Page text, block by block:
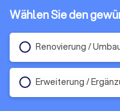
Wählen Sie den
Renovierung /
Erweiterung /